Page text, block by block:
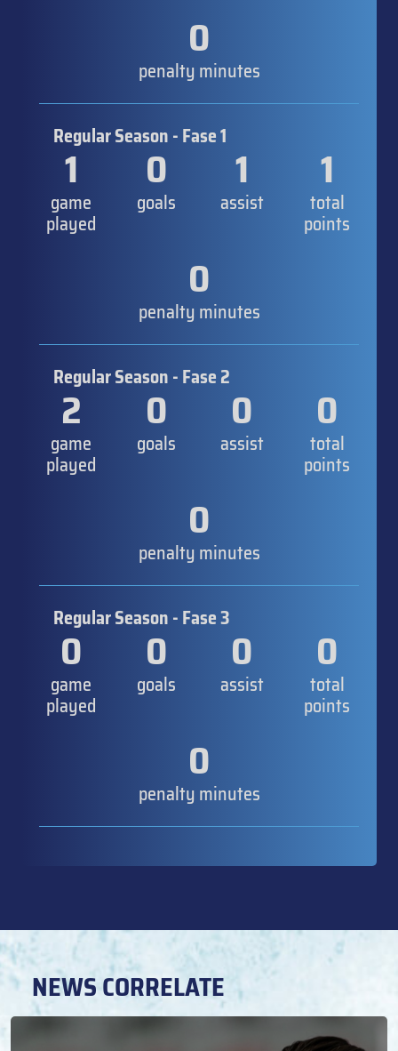
0
penalty minutes
Regular Season - Fase 1
1
game
played
0
goals
1
assist
1
total
points
0
penalty minutes
Regular Season - Fase 2
2
game
played
0
goals
0
assist
0
total
points
0
penalty minutes
Regular Season - Fase 3
0
game
played
0
goals
0
assist
0
total
points
0
penalty minutes
NEWS CORRELATE